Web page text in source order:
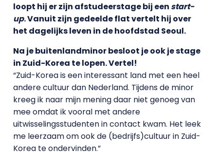
loopt hij er zijn afstudeerstage bij een start-
up. Vanuit zijn gedeelde flat vertelt hij over
het dagelijks leven in de hoofdstad Seoul.
Na je buitenlandminor besloot je ook je stage
in Zuid-Korea te lopen. Vertel!
“Zuid-Korea is een interessant land met een heel
andere cultuur dan Nederland. Tijdens de minor
kreeg ik naar mijn mening daar niet genoeg van
mee omdat ik vooral met andere
uitwisselingsstudenten in contact kwam. Het leek
me leerzaam om ook de (bedrijfs)cultuur in Zuid-
Korea te ondervinden.”